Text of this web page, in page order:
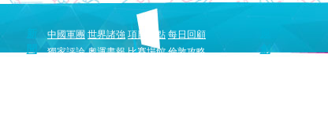
聞
中國軍團 世界諸強 項目盤點 每日回顧
獨家評論 奧運畫報 比賽場館 倫敦攻略
創